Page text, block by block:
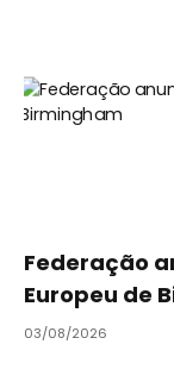
Federação
Europeu de
03/08/2026